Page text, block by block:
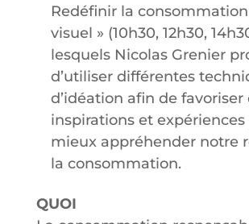
Redéfinir la consommation
visuel » (10h30, 12h30,
lesquels Nicolas Grenier
d’utiliser différentes
d’idéation afin de favoriser
inspirations et
mieux appréhender notre
la consommation.
QUOI